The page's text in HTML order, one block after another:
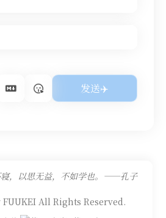
寝，以思无益，不如学也。——孔子
All Rights Reserved.